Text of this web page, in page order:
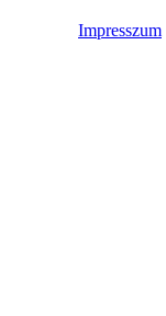
Impresszum